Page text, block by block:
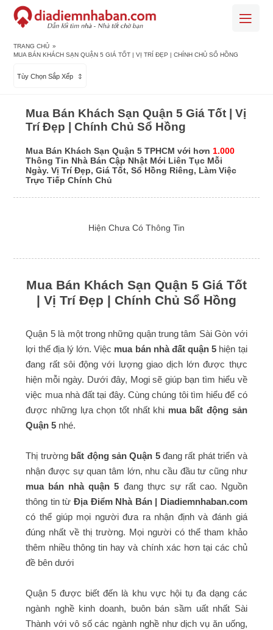
TRANG CHỦ »
MUA BÁN KHÁCH SẠN QUẬN 5 GIÁ TỐT | VỊ TRÍ ĐẸP | CHÍNH CHỦ SỔ HỒNG
Tùy Chọn Sắp Xếp
Mua Bán Khách Sạn Quận 5 Giá Tốt | Vị
Trí Đẹp | Chính Chủ Sổ Hồng
Mua Bán Khách Sạn Quận 5 TPHCM với hơn1.000
Thông Tin Nhà Bán Cập Nhật Mới Liên Tục Mỗi
Ngày. Vị Trí Đẹp, Giá Tốt, Sổ Hồng Riêng, Làm Việc
Trực Tiếp Chính Chủ
Hiện Chưa Có Thông Tin
Mua Bán Khách Sạn Quận 5 Giá Tốt
| Vị Trí Đẹp | Chính Chủ Sổ Hồng
Quận 5 là một trong những quận trung tâm Sài Gòn với
lợi thế địa lý lớn. Việc mua bán nhà đất quận 5 hiện tại
đang rất sôi động với lượng giao dịch lớn được thực
hiện mỗi ngày. Dưới đây, Mogi sẽ giúp bạn tìm hiểu về
việc mua nhà đất tại đây. Cùng chúng tôi tìm hiểu để có
được những lựa chọn tốt nhất khi mua bất động sản
Quận 5 nhé.
Thị trường bất động sản Quận 5đang rất phát triển và
nhận được sự quan tâm lớn, nhu cầu đầu tư cũng như
mua bán nhà quận 5 đang thực sự rất cao. Nguồn
thông tin từ Địa Điểm Nhà Bán | Diadiemnhaban.com
có thể giúp mọi người đưa ra nhận định và đánh giá
đúng nhất về thị trường. Mọi người có thể tham khảo
thêm nhiều thông tin hay và chính xác hơn tại các chủ
đề bên dưới
Quận 5 được biết đến là khu vực hội tụ đa dạng các
ngành nghề kinh doanh, buôn bán sầm uất nhất Sài
Thành với vô số các ngành nghề như dịch vụ ăn uống,